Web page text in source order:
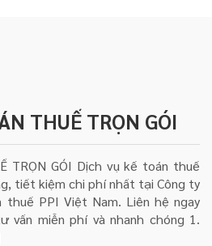
THUẾ TRỌN GÓI
TRỌN GÓI Dịch vụ kế toán thuế
tiết kiệm chi phí nhất tại Công ty
thuế PPI Việt Nam. Liên hệ ngay
vấn miễn phí và nhanh chóng 1.